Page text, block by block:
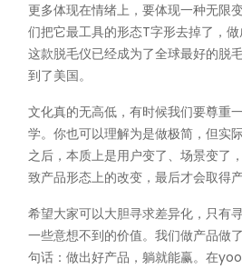
更多体现在情绪上，要体现一种无限
们把它最工具的形态T字形去掉了，
这款脱毛仪已经成为了全球最好的脱
到了美国。
文化真的无高低，有时候我们要尊重
学。你也可以理解为是做极简，但实
之后，本质上是用户变了、场景变了
致产品形态上的改变，最后才会取得
希望大家可以大胆寻求差异化，只有
一些意想不到的价值。我们做产品做
句话：做出好产品，躺就能赢。在